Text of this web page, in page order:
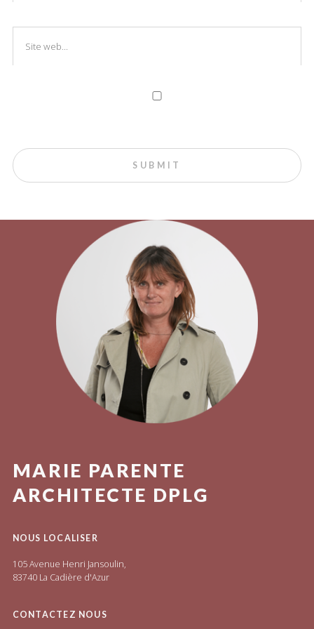
MARIE PARENTE
ARCHITECTE DPLG
NOUS LOCALISER
105 Avenue Henri Jansoulin,
83740 La Cadière d'Azur
CONTACTEZ NOUS